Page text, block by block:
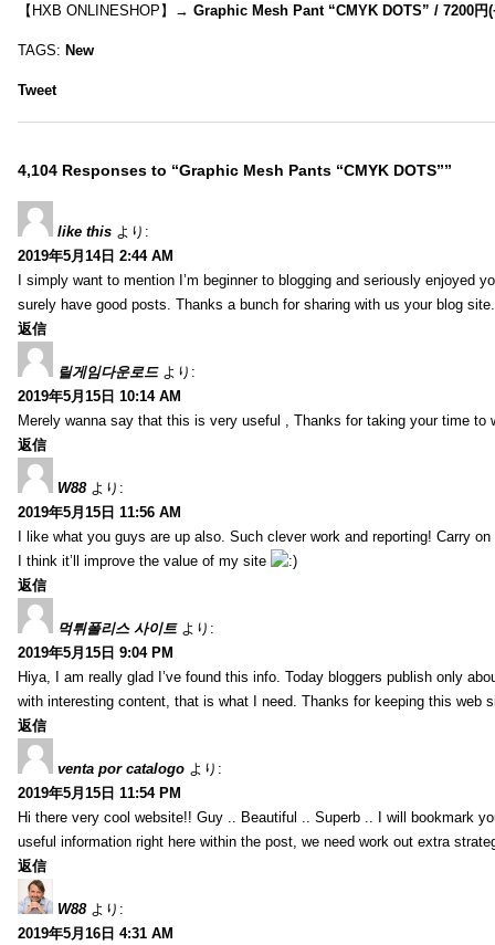
【HXB ONLINESHOP】→ Graphic Mesh Pant “CMYK DOTS” / 7200円
TAGS: New
Tweet
4,104 Responses to “Graphic Mesh Pants “CMYK DOTS””
like this より:
2019年5月14日 2:44 AM
I simply want to mention I’m beginner to blogging and seriously enjoyed
surely have good posts. Thanks a bunch for sharing with us your blog site.
返信
릴게임다운로드 より:
2019年5月15日 10:14 AM
Merely wanna say that this is very useful , Thanks for taking your time to
返信
W88 より:
2019年5月15日 11:56 AM
I like what you guys are up also. Such clever work and reporting! Carry
I think it’ll improve the value of my site
返信
먹튀폴리스 사이트 より:
2019年5月15日 9:04 PM
Hiya, I am really glad I’ve found this info. Today bloggers publish only
with interesting content, that is what I need. Thanks for keeping this
返信
venta por catalogo より:
2019年5月15日 11:54 PM
Hi there very cool website!! Guy .. Beautiful .. Superb .. I will bookmark
useful information right here within the post, we need work out extra
返信
W88 より:
2019年5月16日 4:31 AM